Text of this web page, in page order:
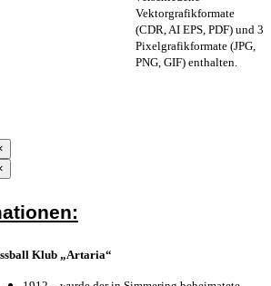
Vektorgrafikformate
(CDR, AI EPS, PDF) und 3
Pixelgrafikformate (JPG,
PNG, GIF) enthalten.
Klub „Artaria“